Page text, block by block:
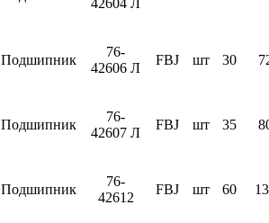
42604 Л
Подшипник
76-
42606 Л
FBJ шт 30
Подшипник
76-
42607 Л
FBJ шт 35
Подшипник
76-
42612
FBJ шт 60